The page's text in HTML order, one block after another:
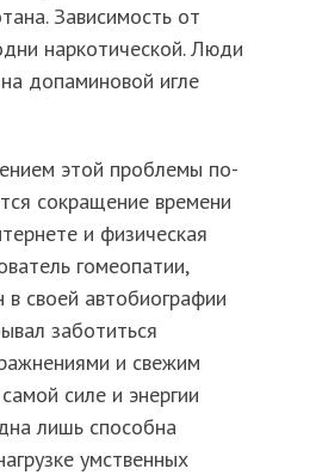
Зависимость от
наркотической. Люди
допаминовой игле
этой проблемы по-
сокращение времени
и физическая
гомеопатии,
в своей автобиографии
заботиться
и свежим
силе и энергии
лишь способна
умственных